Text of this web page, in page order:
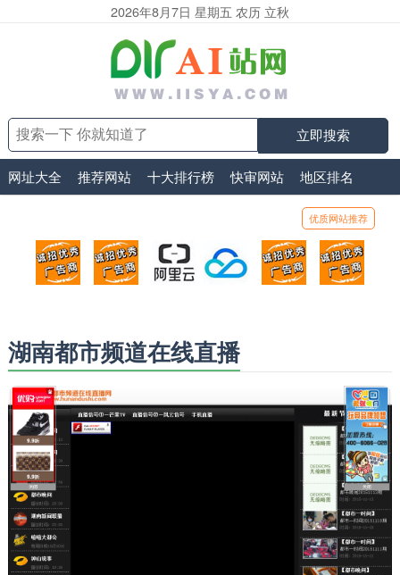
2026年8月7日 星期五 农历 立秋
立即搜索
网址大全 推荐网站 十大排行榜 快审网站 地区排名
优质网站推荐
顶部广告位1
广告位招商_广告位待售
顶部广告位2
广告位招商_广告位待售
阿里云
打折活动、99元/年
腾讯云
优惠打折，99元/年
顶部广告位5
广告位招商_
湖南都市频道在线直播